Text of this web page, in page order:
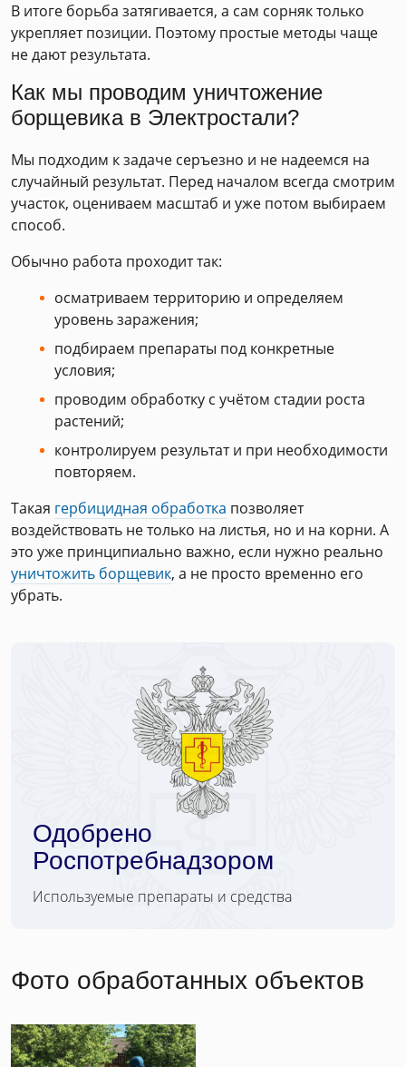
В итоге борьба затягивается, а сам сорняк только
укрепляет позиции. Поэтому простые методы чаще
не дают результата.
Как мы проводим уничтожение
борщевика в Электростали?
Мы подходим к задаче серъезно и не надеемся на
случайный результат. Перед началом всегда смотрим
участок, оцениваем масштаб и уже потом выбираем
способ.
Обычно работа проходит так:
осматриваем территорию и определяем
уровень заражения;
подбираем препараты под конкретные
условия;
проводим обработку с учётом стадии роста
растений;
контролируем результат и при необходимости
повторяем.
Такая гербицидная обработка позволяет
воздействовать не только на листья, но и на корни. А
это уже принципиально важно, если нужно реально
уничтожить борщевик, а не просто временно его
убрать.
Одобрено
Роспотребнадзором
Используемые препараты и средства
Фото обработанных объектов